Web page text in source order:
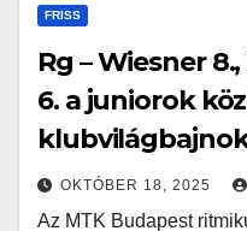
FRISS
Rg – Wiesner
6. a juniorok
OKTÓBER 18, 2025
Az MTK Budapest